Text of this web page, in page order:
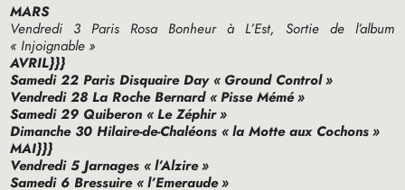
MARS
Vendredi 3 Paris Rosa Bonheur à L’Est, Sortie de l’album
« Injoignable »
AVRIL}}}
Samedi 22 Paris Disquaire Day « Ground Control»
Vendredi 28 La Roche Bernard «Pisse Mémé»
Samedi 29 Quiberon «Le Zéphir»
Dimanche 30 Hilaire-de-Chaléons «la Motte aux Cochons»
MAI}}}
Vendredi 5 Jarnages «l’Alzire»
Samedi 6 Bressuire «l’Emeraude»